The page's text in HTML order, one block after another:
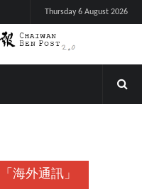
Thursday 6 August 2026
「海外通訊」